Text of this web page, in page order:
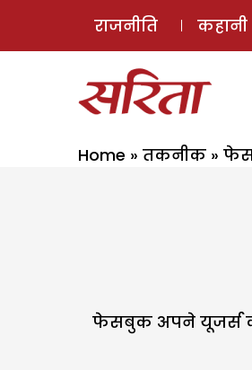
राजनीति कहानी
Home » तकनीक »
फेसबुक अपने यूजर्स